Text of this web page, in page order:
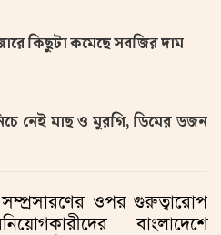
কিছুটা কমেছে সবজির দাম
নেই মাছ ও মুরগি, ডিমের ডজন
ওপর গুরুত্বারোপ
বাংলাদেশে